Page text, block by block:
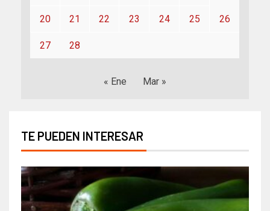
20 21 22 23 24 25 26
27 28
« Ene Mar »
TE PUEDEN INTERESAR